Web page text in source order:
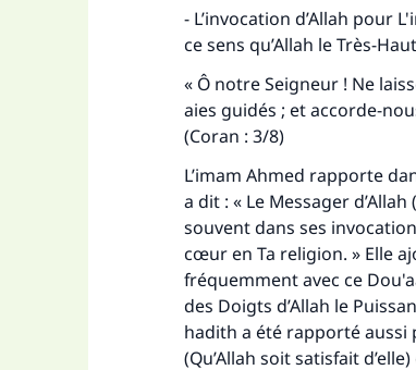
- L’invocation d’Allah pour
ce sens qu’Allah le Très-
« Ô notre Seigneur ! Ne
aies guidés ; et accorde-
(Coran : 3/8)
L’imam Ahmed rapporte
a dit : « Le Messager
souvent dans ses
cœur en Ta religion. » Elle
fréquemment avec ce
des Doigts d’Allah le
hadith a été rapporté aussi
(Qu’Allah soit satisfait